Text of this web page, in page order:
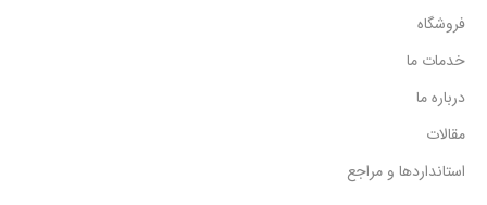
فروشگاه
خدمات ما
درباره ما
مقالات
استانداردها و مراجع